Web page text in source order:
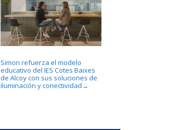
Simon refuerza el modelo
educativo del IES Cotes Baixes
de Alcoy con sus soluciones de
iluminación y conectividad →